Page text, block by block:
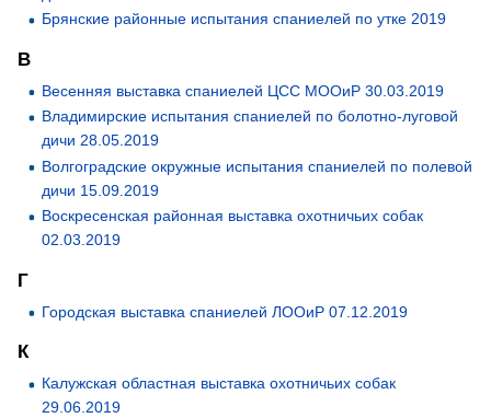
Брянские районные испытания спаниелей по утке 2019
В
Весенняя выставка спаниелей ЦСС МООиР 30.03.2019
Владимирские испытания спаниелей по болотно-луговой
дичи 28.05.2019
Волгоградские окружные испытания спаниелей по полевой
дичи 15.09.2019
Воскресенская районная выставка охотничьих собак
02.03.2019
Г
Городская выставка спаниелей ЛООиР 07.12.2019
К
Калужская областная выставка охотничьих собак
29.06.2019